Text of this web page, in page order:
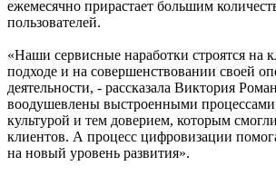
ежемесячно прирастает большим
пользователей.
«Наши сервисные наработки строятся на
подходе и на совершенствовании своей
деятельности, - рассказала Виктория
воодушевлены выстроенными
культурой и тем доверием, которым
клиентов. А процесс цифровизации
на новый уровень развития».